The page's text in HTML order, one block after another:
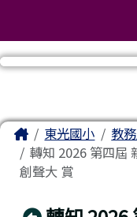
主內容區域
Home東光國小 教
轉知 2026 第四屆
創聲大 賞
頁尾區域